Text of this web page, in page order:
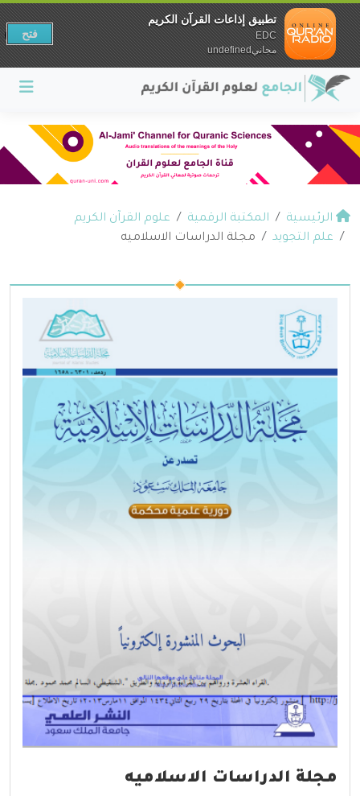
الرئيسية المكتبة الرقمية
علوم القرآن الكريم
علم التجويد
مجلة الدراسات الاسلاميه
مجلة الدراسات الاسلاميه
تطبيق إذاعات القرآن الكريم
EDC
مجانيundefined
فتح